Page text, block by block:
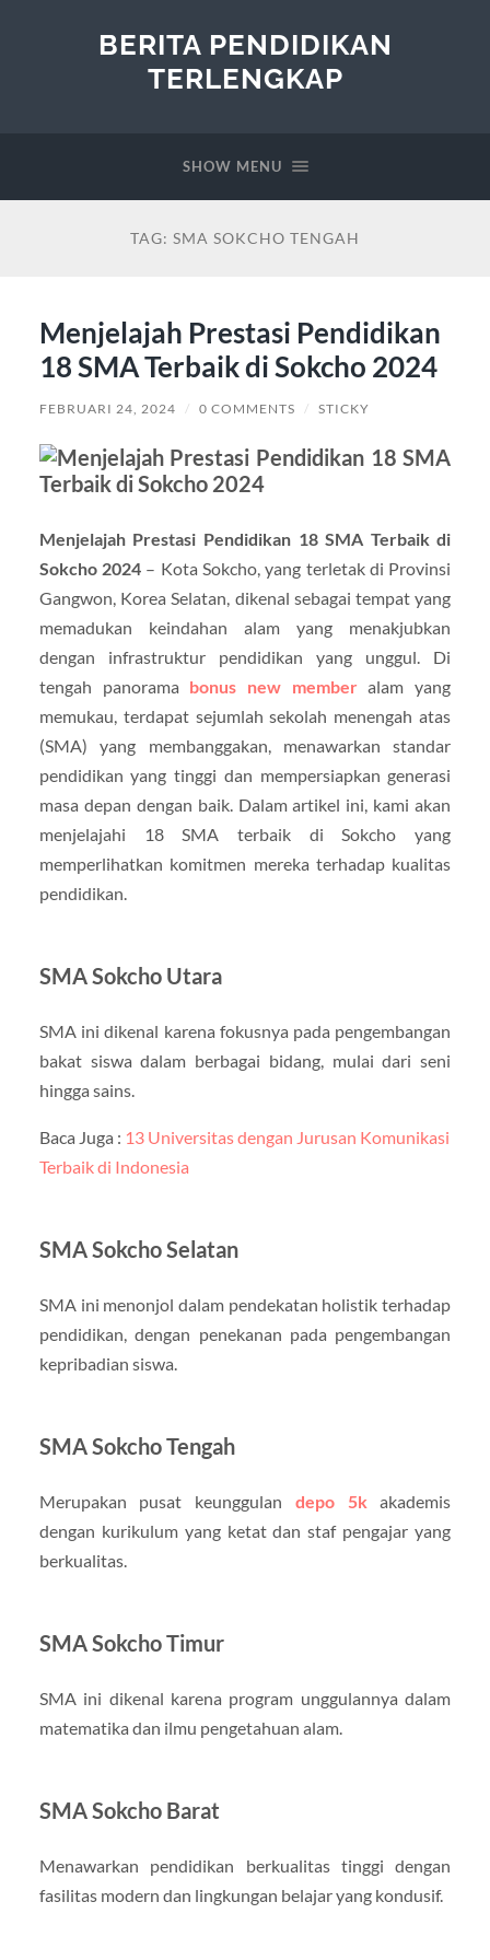
BERITA PENDIDIKAN
TERLENGKAP
SHOW MENU
TAG: SMA SOKCHO TENGAH
Menjelajah Prestasi Pendidikan
18 SMA Terbaik di Sokcho 2024
FEBRUARI 24, 2024 / 0 COMMENTS / STICKY
Menjelajah Prestasi Pendidikan 18 SMA Terbaik di
Sokcho 2024 – Kota Sokcho, yang terletak di Provinsi
Gangwon, Korea Selatan, dikenal sebagai tempat yang
memadukan keindahan alam yang menakjubkan
dengan infrastruktur pendidikan yang unggul. Di
tengah panorama bonus new memberalam yang
memukau, terdapat sejumlah sekolah menengah atas
(SMA) yang membanggakan, menawarkan standar
pendidikan yang tinggi dan mempersiapkan generasi
masa depan dengan baik. Dalam artikel ini, kami akan
menjelajahi 18 SMA terbaik di Sokcho yang
memperlihatkan komitmen mereka terhadap kualitas
pendidikan.
SMA Sokcho Utara
SMA ini dikenal karena fokusnya pada pengembangan
bakat siswa dalam berbagai bidang, mulai dari seni
hingga sains.
Baca Juga : 13 Universitas dengan Jurusan Komunikasi
Terbaik di Indonesia
SMA Sokcho Selatan
SMA ini menonjol dalam pendekatan holistik terhadap
pendidikan, dengan penekanan pada pengembangan
kepribadian siswa.
SMA Sokcho Tengah
Merupakan pusat keunggulan depo 5kakademis
dengan kurikulum yang ketat dan staf pengajar yang
berkualitas.
SMA Sokcho Timur
SMA ini dikenal karena program unggulannya dalam
matematika dan ilmu pengetahuan alam.
SMA Sokcho Barat
Menawarkan pendidikan berkualitas tinggi dengan
fasilitas modern dan lingkungan belajar yang kondusif.